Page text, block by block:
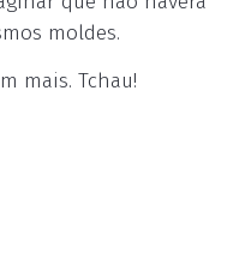
moldes.
mais. Tchau!